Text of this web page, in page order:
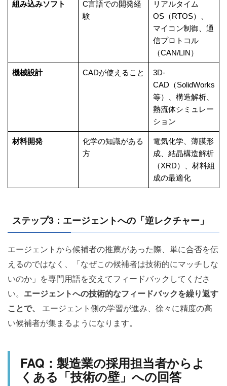
組み込みソフト
C言語での開発経
験
リアルタイム
OS（RTOS）、
マイコン制御、通
信プロトコル
（CAN/LIN）
機械設計 CADが使えること
3D-
CAD（SolidWorks
等）、構造解析、
熱流体シミュレー
ション
材料開発
化学の知識がある
方
電気化学、薄膜形
成、結晶構造解析
（XRD）、材料組
成の最適化
ステップ3：エージェントへの「逆レクチャー」
エージェントから候補者の推薦があった際、単に合否を伝
えるのではなく、「なぜこの候補者は技術的にマッチしな
いのか」を専門用語を交えてフィードバックしてくださ
い。 エージェントへの技術的なフィードバックを繰り返す
ことで、
エージェント側の学習が進み、徐々に精度の高
い候補者が集まるようになります。
FAQ：製造業の採用担当者からよ
くある「技術の壁」への回答